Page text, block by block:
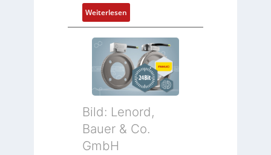
n
e
n
C
l
ä
s
s
t
s
c
h
Weiterlesen:
M
o
b
i
f
n
Bild: Lenord,
Bauer & Co.
GmbH